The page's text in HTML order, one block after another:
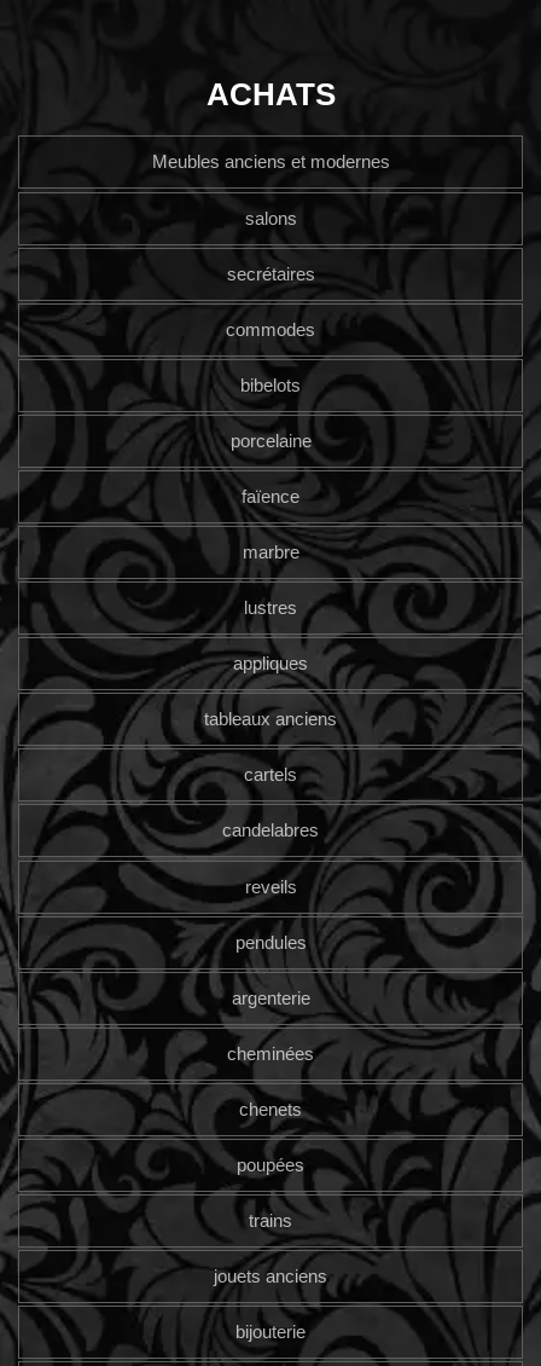
ACHATS
Meubles anciens et modernes
salons
secrétaires
commodes
bibelots
porcelaine
faïence
marbre
lustres
appliques
tableaux anciens
cartels
candelabres
reveils
pendules
argenterie
cheminées
chenets
poupées
trains
jouets anciens
bijouterie